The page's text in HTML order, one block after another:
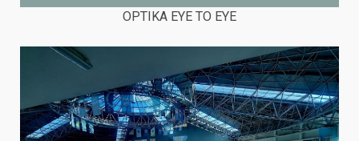
OPTIKA EYE TO EYE